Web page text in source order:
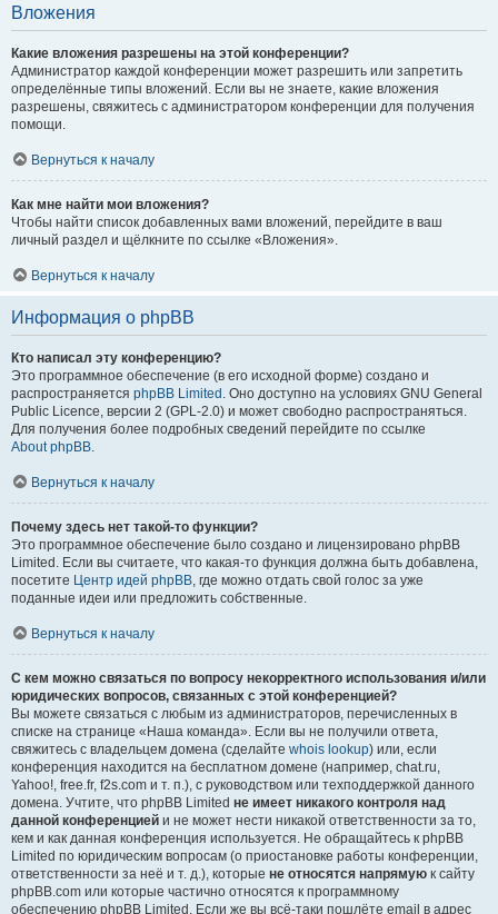
Вложения
Какие вложения разрешены на этой конференции?
Администратор каждой конференции может разрешить или запретить
определённые типы вложений. Если вы не знаете, какие вложения
разрешены, свяжитесь с администратором конференции для получения
помощи.
Вернуться к началу
Как мне найти мои вложения?
Чтобы найти список добавленных вами вложений, перейдите в ваш
личный раздел и щёлкните по ссылке «Вложения».
Вернуться к началу
Информация о phpBB
Кто написал эту конференцию?
Это программное обеспечение (в его исходной форме) создано и
распространяется phpBB Limited . Оно доступно на условиях GNU General
Public Licence, версии 2 (GPL-2.0) и может свободно распространяться.
Для получения более подробных сведений перейдите по ссылке
About phpBB.
Вернуться к началу
Почему здесь нет такой-то функции?
Это программное обеспечение было создано и лицензировано phpBB
Limited. Если вы считаете, что какая-то функция должна быть добавлена,
посетите Центр идей phpBB, где можно отдать свой голос за уже
поданные идеи или предложить собственные.
Вернуться к началу
С кем можно связаться по вопросу некорректного использования и/или
юридических вопросов, связанных с этой конференцией?
Вы можете связаться с любым из администраторов, перечисленных в
списке на странице «Наша команда». Если вы не получили ответа,
свяжитесь с владельцем домена (сделайте whois lookup) или, если
конференция находится на бесплатном домене (например, chat.ru,
Yahoo!, free.fr, f2s.com и т. п.), с руководством или техподдержкой данного
домена. Учтите, что phpBB Limited не имеет никакого контроля над
данной конференцией и не может нести никакой ответственности за то,
кем и как данная конференция используется. Не обращайтесь к phpBB
Limited по юридическим вопросам (о приостановке работы конференции,
ответственности за неё и т. д.), которые не относятся напрямую к сайту
phpBB.com или которые частично относятся к программному
обеспечению phpBB Limited. Если же вы всё-таки пошлёте email в адрес